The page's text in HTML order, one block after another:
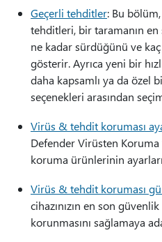
Geçerli tehditler: Bu
tehditleri, bir taramanın en
ne kadar sürdüğünü ve kaç
gösterir. Ayrıca yeni bir
daha kapsamlı ya da özel
seçenekleri arasından
Virüs & tehdit koruması
Defender Virüsten
koruma ürünlerinin
Virüs & tehdit koruması
cihazınızın en son
korunmasını sağlamaya